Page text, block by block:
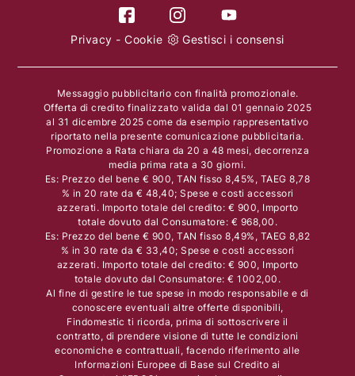
Privacy -Cookie Gestisci i consensi
Messaggio pubblicitario con finalità promozionale.
Offerta di credito finalizzato valida dal 01 gennaio 2025
al 31 dicembre 2025 come da esempio rappresentativo
riportato nella presente comunicazione pubblicitaria.
Promozione a Rata chiara da 20 a 48 mesi, decorrenza
media prima rata a 30 giorni.
Es: Prezzo del bene € 900, TAN fisso 8,45%, TAEG 8,78
% in 20 rate da € 48,40; Spese e costi accessori
azzerati. Importo totale del credito: € 900, Importo
totale dovuto dal Consumatore: € 968,00.
Es: Prezzo del bene € 900, TAN fisso 8,49%, TAEG 8,82
% in 30 rate da € 33,40; Spese e costi accessori
azzerati. Importo totale del credito: € 900, Importo
totale dovuto dal Consumatore: € 1002,00.
Al fine di gestire le tue spese in modo responsabile e di
conoscere eventuali altre offerte disponibili,
Findomestic ti ricorda, prima di sottoscrivere il
contratto, di prendere visione di tutte le condizioni
economiche e contrattuali, facendo riferimento alle
Informazioni Europee di Base sul Credito ai